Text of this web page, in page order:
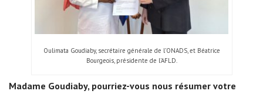
Oulimata Goudiaby, secrétaire générale de l’ONADS, et Béatrice
Bourgeois, présidente de l’AFLD.
Madame Goudiaby, pourriez-vous nous résumer votre